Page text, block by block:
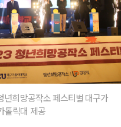
년희망공작소 페스티벌 대구가
톨릭대 제공